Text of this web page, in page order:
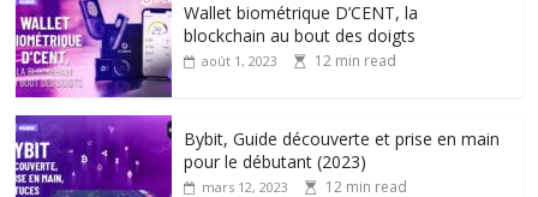
Wallet biométrique D’CENT, la
blockchain au bout des doigts
août 1, 2023 12 min read
Bybit, Guide découverte et prise en main
pour le débutant (2023)
mars 12, 2023 12 min read